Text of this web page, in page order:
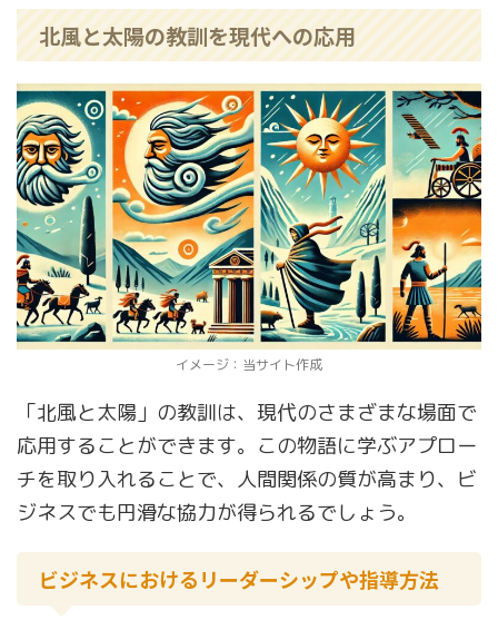
北風と太陽の教訓を現代への応用
イメージ：当サイト作成
「北風と太陽」の教訓は、現代のさまざまな場面で
応用することができます。この物語に学ぶアプロー
チを取り入れることで、人間関係の質が高まり、ビ
ジネスでも円滑な協力が得られるでしょう。
ビジネスにおけるリーダーシップや指導方法